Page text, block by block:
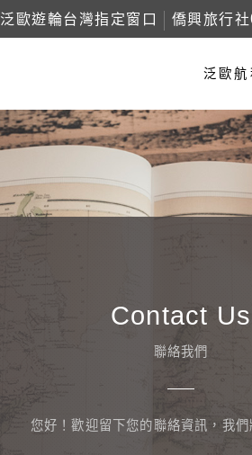
泛歐遊輪台灣指定窗口 僑興旅行社
泛歐航
Contact Us
聯絡我們
您好！歡迎留下您的聯絡資訊，我們